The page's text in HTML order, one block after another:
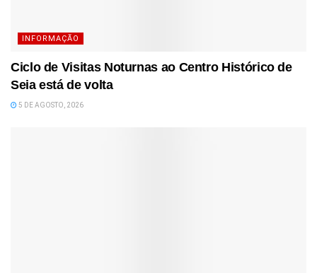
INFORMAÇÃO
Ciclo de Visitas Noturnas ao Centro Histórico de
Seia está de volta
5 DE AGOSTO, 2026